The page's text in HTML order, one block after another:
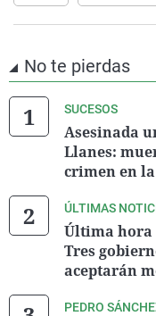
No te pierdas
SUCESOS
Asesinada
Llanes:
crimen en
ÚLTIMAS
Última hora
Tres
aceptarán
PEDRO